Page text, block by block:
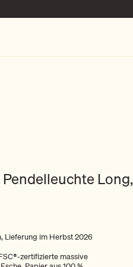
Long,
Lieferung im Herbst 2026
zertifizierte massive